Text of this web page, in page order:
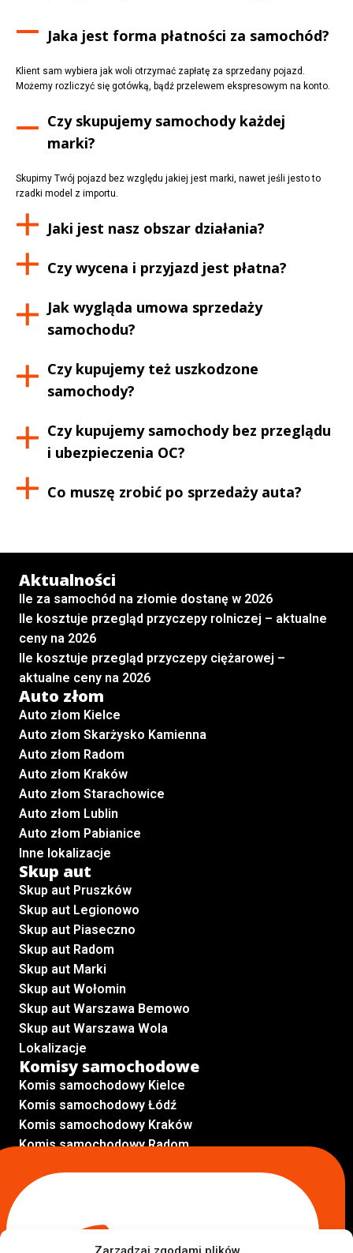
Jaka jest forma płatności za samochód?
Klient sam wybiera jak woli otrzymać zapłatę za sprzedany pojazd.
Możemy rozliczyć się gotówką, bądź przelewem ekspresowym na konto.
Czy skupujemy samochody każdej
marki?
Skupimy Twój pojazd bez względu jakiej jest marki, nawet jeśli jesto to
rzadki model z importu.
Jaki jest nasz obszar działania?
Czy wycena i przyjazd jest płatna?
Jak wygląda umowa sprzedaży
samochodu?
Czy kupujemy też uszkodzone
samochody?
Czy kupujemy samochody bez przeglądu
i ubezpieczenia OC?
Co muszę zrobić po sprzedaży auta?
Aktualności
Ile za samochód na złomie dostanę w 2026
Ile kosztuje przegląd przyczepy rolniczej – aktualne
ceny na 2026
Ile kosztuje przegląd przyczepy ciężarowej –
aktualne ceny na 2026
Auto złom
Auto złom Kielce
Auto złom Skarżysko Kamienna
Auto złom Radom
Auto złom Kraków
Auto złom Starachowice
Auto złom Lublin
Auto złom Pabianice
Inne lokalizacje
Skup aut
Skup aut Pruszków
Skup aut Legionowo
Skup aut Piaseczno
Skup aut Radom
Skup aut Marki
Skup aut Wołomin
Skup aut Warszawa Bemowo
Skup aut Warszawa Wola
Lokalizacje
Komisy samochodowe
Komis samochodowy Kielce
Komis samochodowy Łódź
Komis samochodowy Kraków
Komis samochodowy Radom
Komis samochodowy Opole
Komis samochodowy Sochaczew
Inne Lokalizacje